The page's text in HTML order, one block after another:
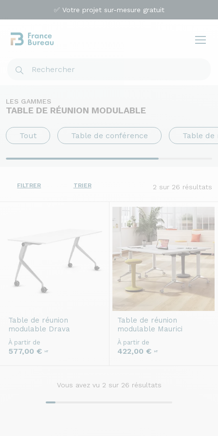
✅ Votre projet sur-mesure gratuit
LES GAMMES
TABLE DE RÉUNION MODULABLE
Tout Table de conférence Table
FILTRER TRIER 2 sur 26 résultats
Table de réunion
modulable Drava
À partir de
577,00 € HT
Table de réunion
modulable Maurici
À partir de
422,00 € HT
Vous avez vu 2 sur 26 résultats